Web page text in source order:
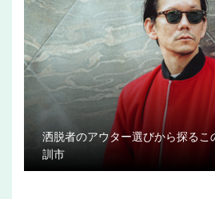
洒脱者のアウター選びから探る
訓市